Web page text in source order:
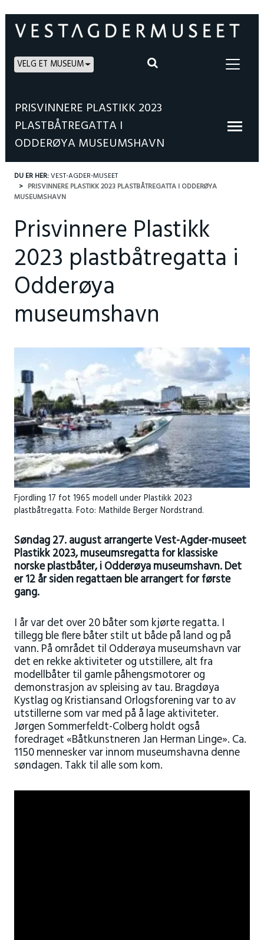
VELG ET MUSEUM
PRISVINNERE PLASTIKK 2023
PLASTBÅTREGATTA I
ODDERØYA MUSEUMSHAVN
DU ER HER:VEST-AGDER-MUSEET
PRISVINNERE PLASTIKK 2023 PLASTBÅTREGATTA I ODDERØYA
MUSEUMSHAVN
Prisvinnere Plastikk
2023 plastbåtregatta i
Odderøya
museumshavn
Fjordling 17 fot 1965 modell under Plastikk 2023
plastbåtregatta. Foto: Mathilde Berger Nordstrand.
Søndag 27. august arrangerte Vest-Agder-museet
Plastikk 2023, museumsregatta for klassiske
norske plastbåter, i Odderøya museumshavn. Det
er 12 år siden regattaen ble arrangert for første
gang.
I år var det over 20 båter som kjørte regatta. I
tillegg ble flere båter stilt ut både på land og på
vann. På området til Odderøya museumshavn var
det en rekke aktiviteter og utstillere, alt fra
modellbåter til gamle påhengsmotorer og
demonstrasjon av spleising av tau. Bragdøya
Kystlag og Kristiansand Orlogsforening var to av
utstillerne som var med på å lage aktiviteter.
Jørgen Sommerfeldt-Colberg holdt også
foredraget «Båtkunstneren Jan Herman Linge». Ca.
1150 mennesker var innom museumshavna denne
søndagen. Takk til alle som kom.